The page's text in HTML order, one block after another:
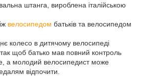
штанга, вироблена італійською
велосипедом батьків та велосипедом
колесо в дитячому велосипеді
щоб батько мав повний контроль
а молодий велосипедист може
відпочити.